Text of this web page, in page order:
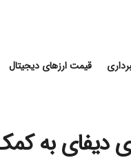
قیمت ارزهای دیجیتال
دیفای به